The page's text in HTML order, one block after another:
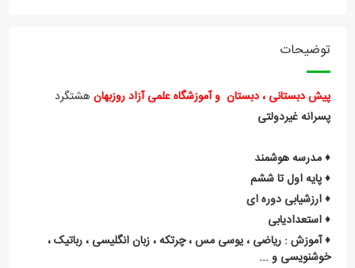
توضیحات
پیش دبستانی ، دبستان و آموزشگاه علمی آزاد روزبهانهشتگرد
پسرانه غیردولتی
♦️ مدرسه هوشمند
♦️ پایه اول تا ششم
♦️ ارزشیابی دوره ای
♦️ استعدادیابی
♦️ آموزش : ریاضی ، یوسی مس ، چرتکه ، زبان انگلیسی ، رباتیک ،
خوشنویسی و ...